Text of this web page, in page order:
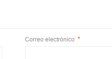
Correo electrónico *